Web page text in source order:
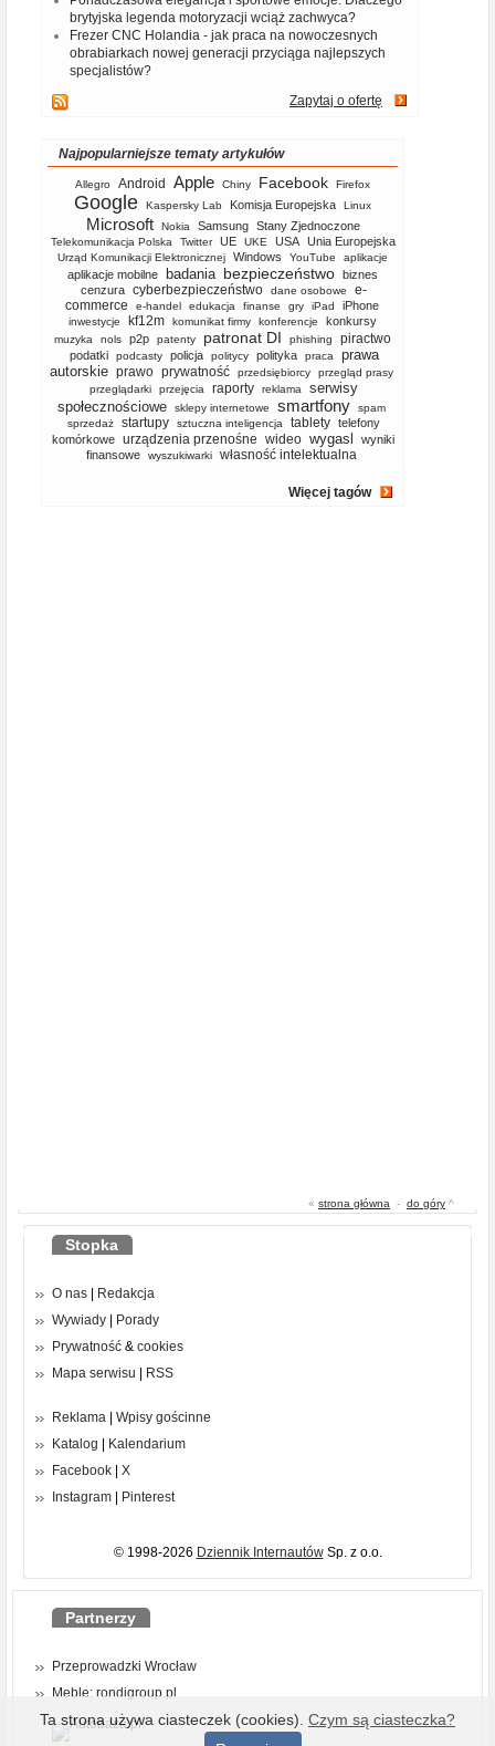
brytyjska legenda motoryzacji wciąż zachwyca?
Frezer CNC Holandia - jak praca na nowoczesnych
obrabiarkach nowej generacji przyciąga najlepszych
specjalistów?
Zapytaj o ofertę
Najpopularniejsze tematy artykułów
Allegro Android Apple Chiny Facebook Firefox
Google Kaspersky Lab Komisja Europejska Linux
Microsoft Nokia Samsung Stany Zjednoczone
Telekomunikacja Polska Twitter UE UKE USA Unia Europejska
Urząd Komunikacji Elektronicznej Windows YouTube aplikacje
aplikacje mobilne badania bezpieczeństwo biznes
cenzura cyberbezpieczeństwo dane osobowe
e-
commerce
e-handel edukacja finanse gry iPad iPhone
inwestycje kf12m komunikat firmy konferencje konkursy
muzyka nols p2p patenty patronat DI phishing piractwo
podatki podcasty policja politycy polityka praca
prawa
autorskie prawo prywatność przedsiębiorcy
przegląd prasy
przeglądarki
przejęcia raporty reklama
serwisy
społecznościowe
sklepy internetowe smartfony
spam
sprzedaż
startupy sztuczna inteligencja tablety telefony
komórkowe
urządzenia przenośne wideo wygasl
wyniki
finansowe
wyszukiwarki własność intelektualna
Więcej tagów
« strona główna - do góry ^
Stopka
O nas
Redakcja
Wywiady
Porady
Prywatność & cookies
Mapa serwisu
RSS
Reklama
Wpisy gościnne
Katalog
Kalendarium
Facebook
X
Instagram
Pinterest
© 1998-2026 Dziennik InternautówSp. z o.o.
Partnerzy
Przeprowadzki Wrocław
Meble: rondigroup.pl
Ta strona używa ciasteczek (cookies). Czym są ciasteczka?